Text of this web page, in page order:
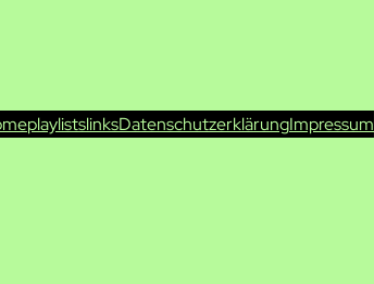
playlistslinksDatenschutzerklärungImpressum